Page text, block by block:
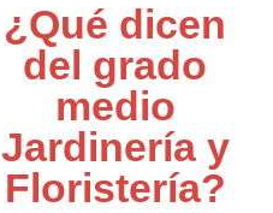
¿Qué dicen
del grado
medio
Jardinería y
Floristería?